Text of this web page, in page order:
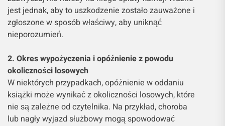
jest jednak, aby to uszkodzenie zostało zauważone i
zgłoszone w sposób właściwy, aby uniknąć
nieporozumień.
2. Okres wypożyczenia i opóźnienie z powodu
okoliczności losowych
W niektórych przypadkach, opóźnienie w oddaniu
książki może wynikać z okoliczności losowych, które
nie są zależne od czytelnika. Na przykład, choroba
lub nagły wyjazd służbowy mogą spowodować